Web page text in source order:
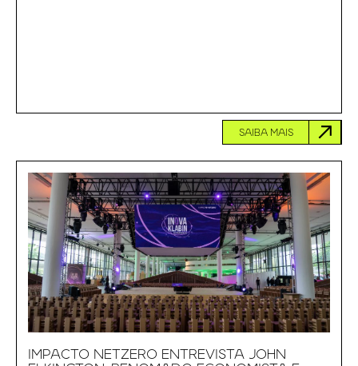
SAIBA MAIS
IMPACTO NETZERO ENTREVISTA JOHN